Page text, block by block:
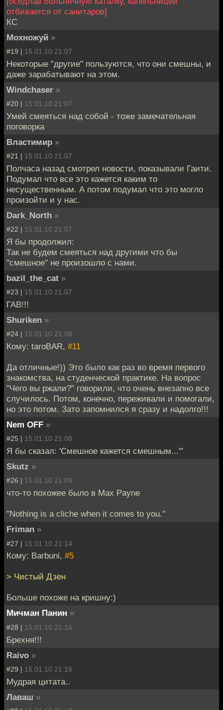
отбивается от санитаров]
КС
Мохножуй »
#19 | 15.01.10 21:07
Некоторые "другие" пользуются, что они смешны, и
даже зарабатывают на этом.
Windchaser »
#20 | 15.01.10 21:07
Умей смеяться над собой - тоже замечательная
поговорка
Властимир »
#21 | 15.01.10 21:07
Полчаса назад смотрел новости, показывали Гаити.
Подумал что все это кажется каким то
несущественным. А потом подумал что это могло
произойти и у нас.
Dark_North »
#22 | 15.01.10 21:07
Я бы продолжил:
Так не будем смеяться над другими что бы
"смешное" не произошло с нами.
bazil_the_cat »
#23 | 15.01.10 21:07
ГАВ!!!
Shuriken »
#24 | 15.01.10 21:08
Кому: taroBAR, #11
Да отличные!)) Это было как раз во время первого
знакомства, на студенческой практике. На вопрос
"Чего вы ржали?" говорили, что очень внезапно все
случилось. Потом, конечно, переживали и помогали,
но это потом. Зато запомнился я сразу и надолго!!!
Nem OFF »
#25 | 15.01.10 21:08
Я бы сказал: 'Смешное кажется смешным...'''
Skutz »
#26 | 15.01.10 21:09
что-то похожее было в Max Payne
"Nothing is a cliche when it comes to you."
Friman »
#27 | 15.01.10 21:14
Кому: Barbuni, #5
> Чистый Дзен
Больше похоже на кришну:)
Мичман Панин »
#28 | 15.01.10 21:16
Брехня!!!
Raivo »
#29 | 15.01.10 21:16
Мудрая цитата..
Лаваш »